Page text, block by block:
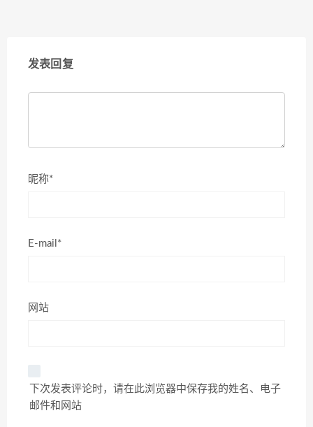
发表回复
昵称*
E-mail*
网站
下次发表评论时，请在此浏览器中保存我的姓名、电子
邮件和网站